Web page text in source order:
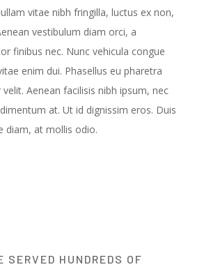
vitae nibh fringilla, luctus ex non,
vestibulum diam orci, a
finibus nec. Nunc vehicula congue
enim dui. Phasellus eu pharetra
Aenean facilisis nibh ipsum, nec
at. Ut id dignissim eros. Duis
diam, at mollis odio.
SERVED HUNDREDS OF